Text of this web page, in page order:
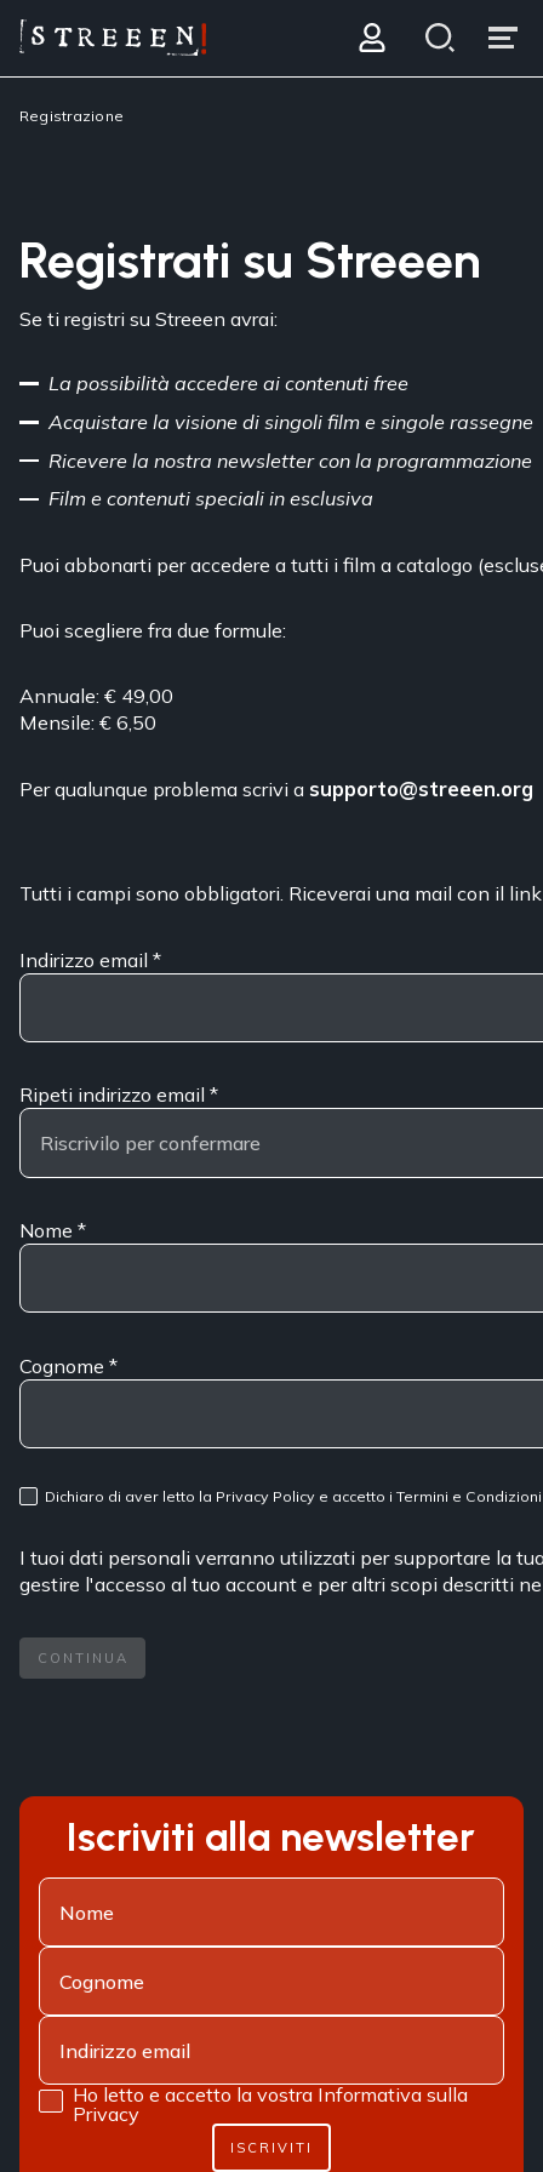
Registrazione
Registrati su Streeen
Se ti registri su Streeen avrai:
La possibilità accedere ai contenuti free
Acquistare la visione di singoli film e singole rassegne
Ricevere la nostra newsletter con la programmazione
Film e contenuti speciali in esclusiva
Puoi abbonarti per accedere a tutti i film a catalogo
Puoi scegliere fra due formule:
Annuale: € 49,00
Mensile: € 6,50
Per qualunque problema scrivi a supporto@streeen.org
Tutti i campi sono obbligatori. Riceverai una mail con il
Indirizzo email*
Ripeti indirizzo email*
Nome*
Cognome*
Dichiaro di aver letto la Privacy Policye accetto i Termini e
I tuoi dati personali verranno utilizzati per supportare la
gestire l'accesso al tuo account e per altri scopi descritti
CONTINUA
Iscriviti alla newsletter
Ho letto e accetto la vostra Informativa sulla
Privacy
ISCRIVITI